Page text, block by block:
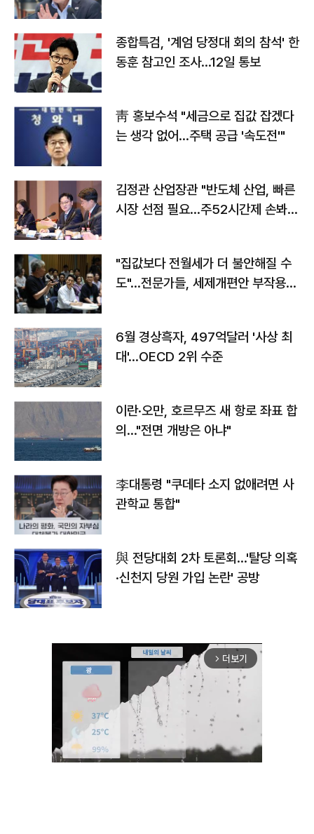
종합특검, '계엄 당정대 회의 참석' 한
동훈 참고인 조사...12일 통보
靑 홍보수석 "세금으로 집값 잡겠다
는 생각 없어…주택 공급 '속도전'"
김정관 산업장관 "반도체 산업, 빠른
시장 선점 필요…주52시간제 손봐
"집값보다 전월세가 더 불안해질 수
도"…전문가들, 세제개편안 부작용
6월 경상흑자, 497억달러 '사상 최
대'…OECD 2위 수준
이란·오만, 호르무즈 새 항로 좌표 합
의…"전면 개방은 아냐"
李대통령 "쿠데타 소지 없애려면 사
관학교 통합"
與 전당대회 2차 토론회…'탈당 의혹
·신천지 당원 가입 논란' 공방
arrow_forward_ios 더보기